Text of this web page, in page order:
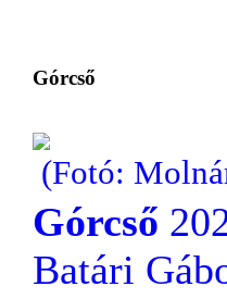
Górcső
(Fotó:
Górcső
Batári